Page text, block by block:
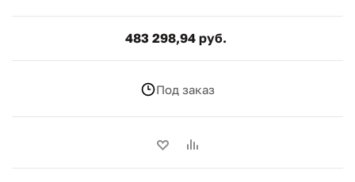
483 298,94 руб.
Под заказ